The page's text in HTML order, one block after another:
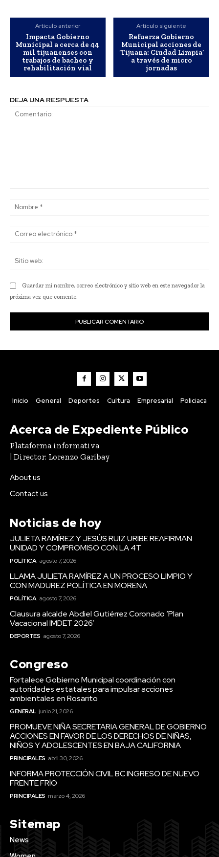
Artículo anterior
Impacta Gobierno
Municipal a cerca de 44
mil tijuanenses con
trabajos de bacheo y
rehabilitación vial
Artículo siguiente
Refuerza Gobierno
Municipal acciones de
‘Tijuana: Ciudad Limpia’
a través de micro
jornadas
DEJA UNA RESPUESTA
Guardar mi nombre, correo electrónico y sitio web en este navegador la
próxima vez que comente.
Inicio General Deportes Cultura Empresarial Policiaca
Acerca de Expediente Público
Plataforma informativa
| Director: Lorenzo Garibay
About us
Contact us
Noticias de hoy
JULIETA RAMÍREZ Y JESÚS RUIZ URIBE REAFIRMAN
UNIDAD Y COMPROMISO CON LA 4T
POLÍTICA agosto 7, 2026
LLAMA JULIETA RAMÍREZ A UN PROCESO LIMPIO Y
CON MADUREZ POLÍTICA EN MORENA
POLÍTICA agosto 7, 2026
Clausura alcalde Abdiel Gutiérrez Coronado ‘Plan
Vacacional IMDET 2026’
DEPORTES agosto 7, 2026
Congreso
Fortalece Gobierno Municipal coordinación con
autoridades estatales para impulsar acciones
ambientales en Rosarito
GENERAL junio 21, 2026
PROMUEVE NIÑA SECRETARIA GENERAL DE GOBIERNO
ACCIONES EN FAVOR DE LOS DERECHOS DE NIÑAS,
NIÑOS Y ADOLESCENTES EN BAJA CALIFORNIA
PRINCIPALES abril 30, 2026
INFORMA PROTECCIÓN CIVIL BC INGRESO DE NUEVO
FRENTE FRÍO
PRINCIPALES marzo 4, 2026
Sitemap
News